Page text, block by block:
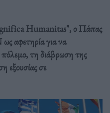
Humanitas", ο Πάπας
αφετηρία για να
πόλεμο, τη διάβρωση της
εξουσίας σε